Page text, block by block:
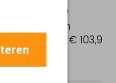
SUNCOO
Pantalon
€ 103,99